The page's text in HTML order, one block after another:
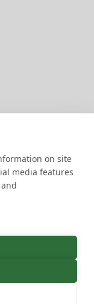
on site
media features
- 3.666.127